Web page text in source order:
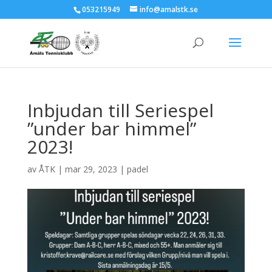
053215949 info@amalstk.se
Inbjudan till Seriespel
”under bar himmel”
2023!
av ÅTK| mar 29, 2023 | padel